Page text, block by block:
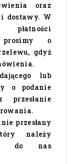
oraz
i dostawy. W
płatności
prosimy o
gdyż
lub
o podanie
przesłany
należy
do nas